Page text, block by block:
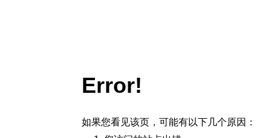
Error!
如果您看见该页，可能有以下几个原因：